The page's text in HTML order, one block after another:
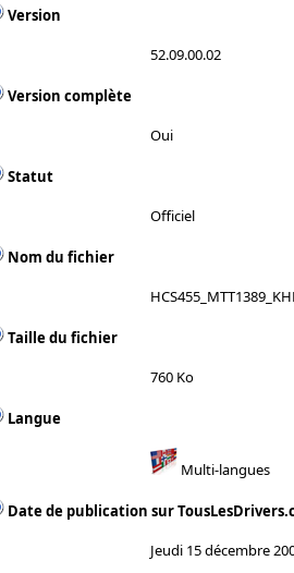
Version
52.09.00.02
Version complète
Oui
Statut
Officiel
Nom du fichier
Taille du fichier
760 Ko
Langue
Multi-langues
Date de publication sur
Jeudi 15 décembre